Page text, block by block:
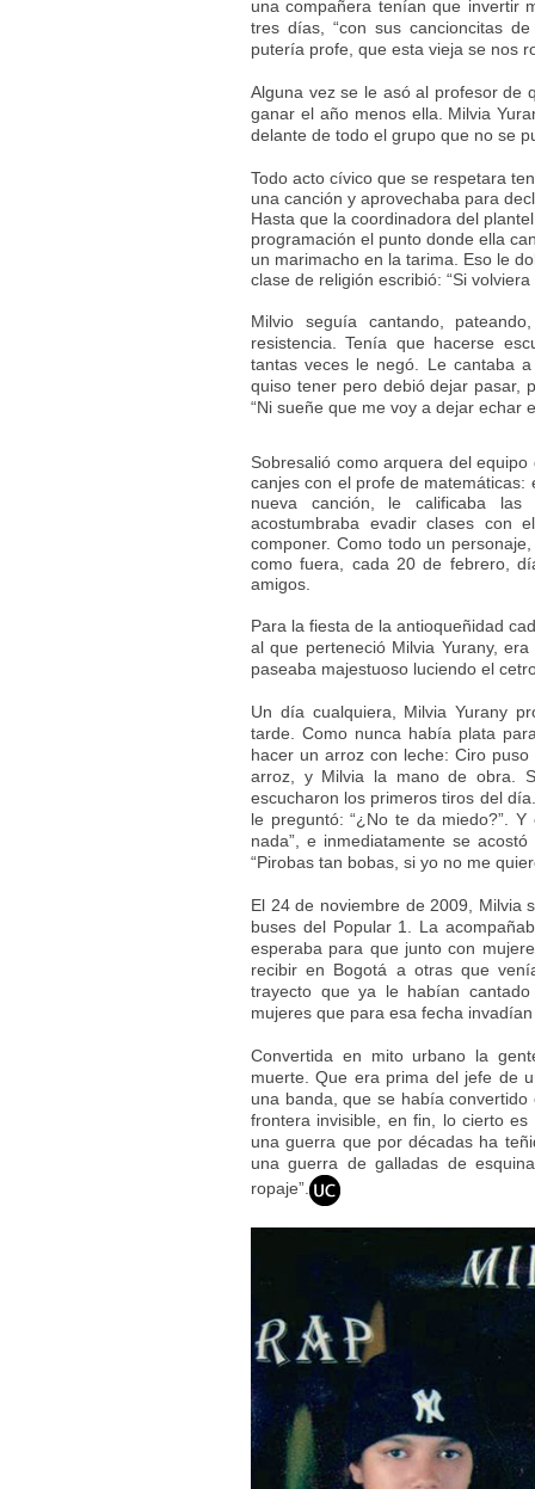
una compañera tenían que invertir
tres días, “con sus cancioncitas
putería profe, que esta vieja se nos
Alguna vez se le asó al profesor de
ganar el año menos ella. Milvia
delante de todo el grupo que no se
Todo acto cívico que se respetara
una canción y aprovechaba para
Hasta que la coordinadora del
programación el punto donde ella
un marimacho en la tarima. Eso le
clase de religión escribió: “Si
Milvio seguía cantando,
resistencia. Tenía que hacerse
tantas veces le negó. Le cantaba
quiso tener pero debió dejar pasar,
“Ni sueñe que me voy a dejar echar
Sobresalió como arquera del
canjes con el profe de
nueva canción, le calificaba
acostumbraba evadir clases con
componer. Como todo un
como fuera, cada 20 de febrero,
amigos.
Para la fiesta de la antioqueñidad
al que perteneció Milvia Yurany,
paseaba majestuoso luciendo el
Un día cualquiera, Milvia Yurany
tarde. Como nunca había plata
hacer un arroz con leche: Ciro
arroz, y Milvia la mano de obra.
escucharon los primeros tiros del
le preguntó: “¿No te da miedo?”.
nada”, e inmediatamente se
“Pirobas tan bobas, si yo no me
El 24 de noviembre de 2009, Milvia
buses del Popular 1. La
esperaba para que junto con
recibir en Bogotá a otras que
trayecto que ya le habían
mujeres que para esa fecha
Convertida en mito urbano la
muerte. Que era prima del jefe de
una banda, que se había
frontera invisible, en fin, lo cierto
una guerra que por décadas ha
una guerra de galladas de
ropaje”.